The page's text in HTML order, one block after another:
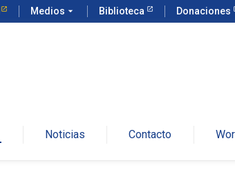
Medios arrow_drop_down Biblioteca Donaciones
Noticias Contacto